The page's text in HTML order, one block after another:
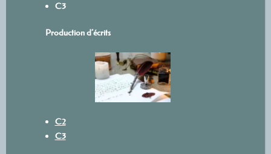
C3
Production d’écrits
C2
C3